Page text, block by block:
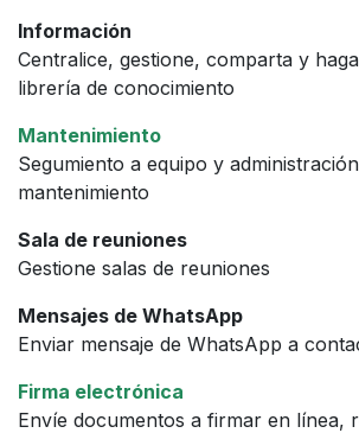
Información
Centralice, gestione, comparta y
librería de conocimiento
Mantenimiento
Segumiento a equipo y
mantenimiento
Sala de reuniones
Gestione salas de reuniones
Mensajes de WhatsApp
Enviar mensaje de WhatsApp a
Firma electrónica
Envíe documentos a firmar en línea,